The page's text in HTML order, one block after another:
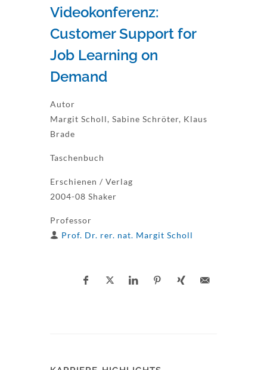
Videokonferenz:
Customer Support for
Job Learning on
Demand
Autor
Margit Scholl, Sabine Schröter, Klaus
Brade
Taschenbuch
Erschienen / Verlag
2004-08 Shaker
Professor
Prof. Dr. rer. nat. Margit Scholl